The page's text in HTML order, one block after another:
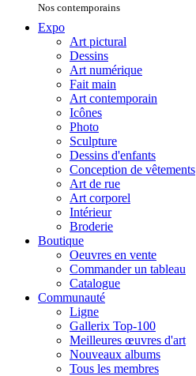
Nos contemporains
Expo
Art pictural
Dessins
Art numérique
Fait main
Art contemporain
Icônes
Photo
Sculpture
Dessins d'enfants
Conception de vêtements
Art de rue
Art corporel
Intérieur
Broderie
Boutique
Oeuvres en vente
Commander un tableau
Catalogue
Communauté
Ligne
Gallerix Top-100
Meilleures œuvres d'art
Nouveaux albums
Tous les membres